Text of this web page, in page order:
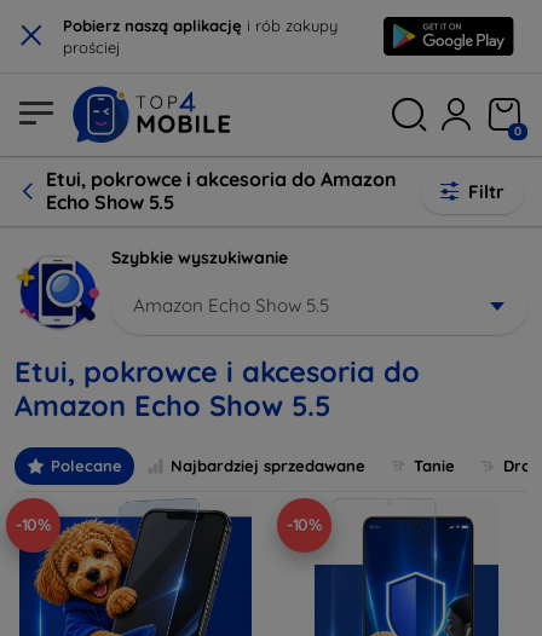
× Pobierz naszą aplikację i rób zakupy
prościej
0
Etui, pokrowce i akcesoria do Amazon
Echo Show 5.5
Filtr
Szybkie wyszukiwanie
Amazon Echo Show 5.5
Etui, pokrowce i akcesoria do
Amazon Echo Show 5.5
Polecane Najbardziej sprzedawane Tanie
-10% -10%